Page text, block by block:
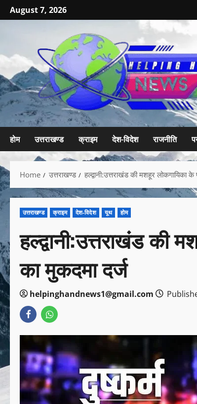
August 7, 2026
होम उत्तराखण्ड क्राइम देश-विदेश राजनीति
Home उत्तराखण्ड हल्द्वानी:उत्तराखंड की मशहूर लोकगायिका
उत्तराखण्ड क्राइम देश-विदेश यूथ होम
हल्द्वानी:उत्तराखंड की
का मुकदमा दर्ज
helpinghandnews1@gmail.com